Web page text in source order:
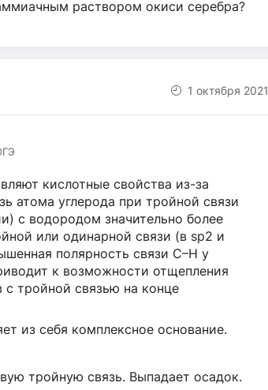
раствором окиси серебра?
1 октября 2021
кислотные свойства из-за
атома углерода при тройной связи
с водородом значительно более
или одинарной связи (в sp2 и
полярность связи С–Н у
к возможности отщепления
с тройной связью на конце
из себя комплексное основание.
тройную связь. Выпадает осадок.